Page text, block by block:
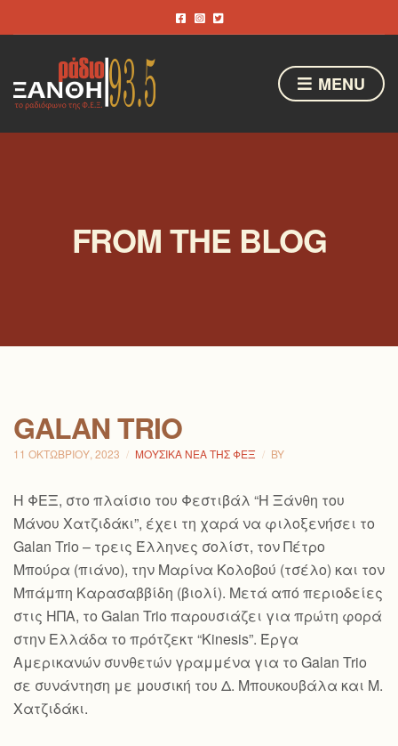
MENU
FROM THE BLOG
GALAN TRIO
11 ΟΚΤΩΒΡΊΟΥ, 2023 ΜΟΥΣΙΚΆ ΝΈΑ ΤΗΣ ΦΕΞ BY
Η ΦΕΞ, στο πλαίσιο τoυ Φεστιβάλ “Η Ξάνθη του
Μάνου Χατζιδάκι”, έχει τη χαρά να φιλοξενήσει το
Galan Trio – τρεις Έλληνες σολίστ, τον Πέτρο
Μπούρα (πιάνο), την Μαρίνα Κολοβού (τσέλο) και τον
Μπάμπη Καρασαββίδη (βιολί). Μετά από περιοδείες
στις ΗΠΑ, το Galan Trio παρουσιάζει για πρώτη φορά
στην Ελλάδα το πρότζεκτ “Kinesis”. Έργα
Αμερικανών συνθετών γραμμένα για το Galan Trio
σε συνάντηση με μουσική του Δ. Μπουκουβάλα και Μ.
Χατζιδάκι.